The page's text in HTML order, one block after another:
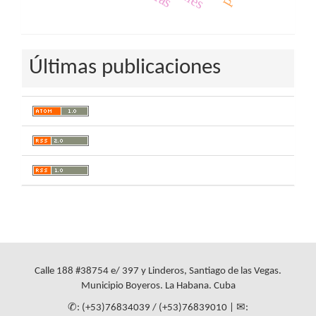
Últimas publicaciones
Calle 188 #38754 e/ 397 y Linderos, Santiago de las Vegas.
Municipio Boyeros. La Habana. Cuba
✆: (+53)76834039 / (+53)76839010 | ✉: